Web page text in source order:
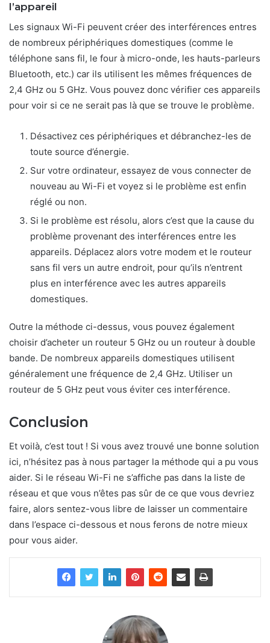
l’appareil
Les signaux Wi-Fi peuvent créer des interférences entres
de nombreux périphériques domestiques (comme le
téléphone sans fil, le four à micro-onde, les hauts-parleurs
Bluetooth, etc.) car ils utilisent les mêmes fréquences de
2,4 GHz ou 5 GHz. Vous pouvez donc vérifier ces appareils
pour voir si ce ne serait pas là que se trouve le problème.
Désactivez ces périphériques et débranchez-les de
toute source d’énergie.
Sur votre ordinateur, essayez de vous connecter de
nouveau au Wi-Fi et voyez si le problème est enfin
réglé ou non.
Si le problème est résolu, alors c’est que la cause du
problème provenant des interférences entre les
appareils. Déplacez alors votre modem et le routeur
sans fil vers un autre endroit, pour qu’ils n’entrent
plus en interférence avec les autres appareils
domestiques.
Outre la méthode ci-dessus, vous pouvez également
choisir d’acheter un routeur 5 GHz ou un routeur à double
bande. De nombreux appareils domestiques utilisent
généralement une fréquence de 2,4 GHz. Utiliser un
routeur de 5 GHz peut vous éviter ces interférence.
Conclusion
Et voilà, c’est tout ! Si vous avez trouvé une bonne solution
ici, n’hésitez pas à nous partager la méthode qui a pu vous
aider. Si le réseau Wi-Fi ne s’affiche pas dans la liste de
réseau et que vous n’êtes pas sûr de ce que vous devriez
faire, alors sentez-vous libre de laisser un commentaire
dans l’espace ci-dessous et nous ferons de notre mieux
pour vous aider.